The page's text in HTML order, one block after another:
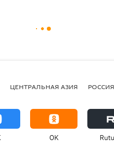
ЦЕНТРАЛЬНАЯ АЗИЯ РОССИЯ
OK